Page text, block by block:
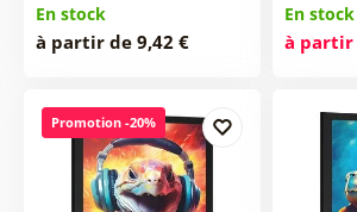
En stock
à partir de 9,42 €
En stock
à partir
Promotion -20%